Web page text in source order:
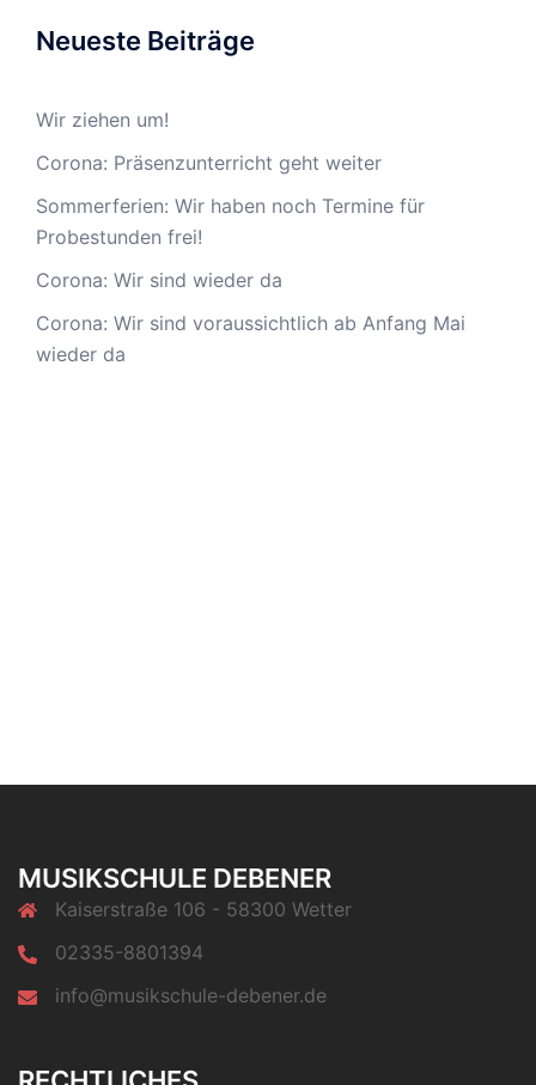
Neueste Beiträge
Wir ziehen um!
Corona: Präsenzunterricht geht weiter
Sommerferien: Wir haben noch Termine für
Probestunden frei!
Corona: Wir sind wieder da
Corona: Wir sind voraussichtlich ab Anfang Mai
wieder da
MUSIKSCHULE DEBENER
Kaiserstraße 106 - 58300 Wetter
02335-8801394
info@musikschule-debener.de